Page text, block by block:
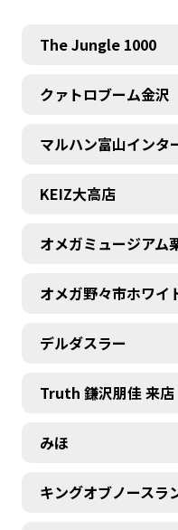
The Jungle 1000
クァトロブーム金沢
マルハン富山インタ
KEIZ大高店
オメガミュージアム
オメガ野々市ホワイ
デルダスラー
Truth 鎌沢朋佳 来店
みほ
キングオブノースラ